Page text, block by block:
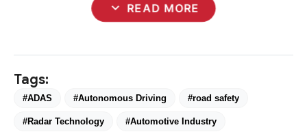
expand_more READ MORE
Tags:
#ADAS #Autonomous Driving #road safety
#Radar Technology #Automotive Industry